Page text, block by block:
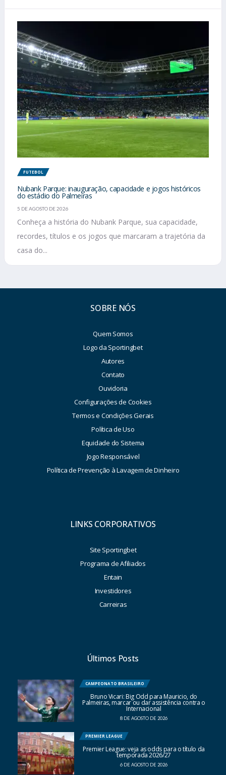
FUTEBOL
Nubank Parque: inauguração, capacidade e jogos históricos
do estádio do Palmeiras
5 DE AGOSTO DE 2026
Conheça a história do Nubank Parque, sua capacidade,
recordes, títulos e os jogos que marcaram a trajetória da
casa do...
SOBRE NÓS
Quem Somos
Logo da Sportingbet
Autores
Contato
Ouvidoria
Configurações de Cookies
Termos e Condições Gerais
Política de Uso
Equidade do Sistema
Jogo Responsável
Política de Prevenção à Lavagem de Dinheiro
LINKS CORPORATIVOS
Site Sportingbet
Programa de Afiliados
Entain
Investidores
Carreiras
Últimos Posts
CAMPEONATO BRASILEIRO
Bruno Vicari: Big Odd para Mauricio, do
Palmeiras, marcar ou dar assistência contra o
Internacional
8 DE AGOSTO DE 2026
PREMIER LEAGUE
Premier League: veja as odds para o título da
temporada 2026/27
6 DE AGOSTO DE 2026